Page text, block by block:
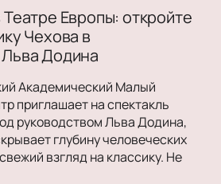
Европы: откройте
Чехова в
Додина
Академический Малый
приглашает на спектакль
руководством Льва Додина,
глубину человеческих
взгляд на классику. Не